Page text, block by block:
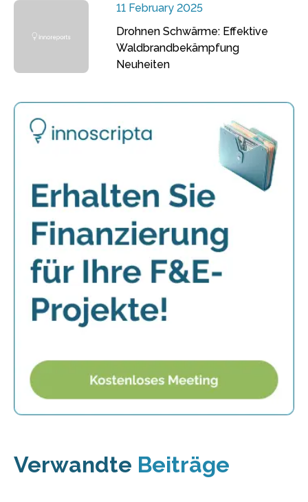
11 February 2025
Drohnen Schwärme: Effektive
Waldbrandbekämpfung
Neuheiten
Verwandte Beiträge